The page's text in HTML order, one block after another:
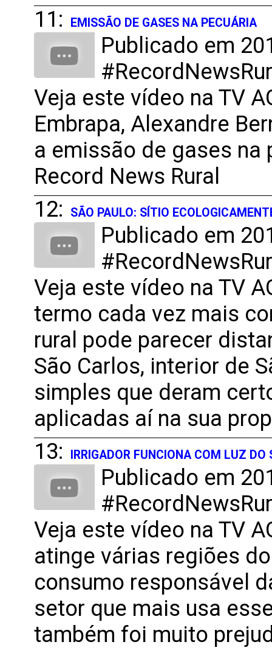
11:
EMISSÃO DE GASES NA PECUÁRIA
Publicado em
Veja este vídeo na TV
Embrapa, Alexandre
a emissão de gases na
Record News Rural
12:
SÃO PAULO: SÍTIO
Publicado em
Veja este vídeo na TV
termo cada vez mais
rural pode parecer
São Carlos, interior de
simples que deram
aplicadas aí na sua
13:
IRRIGADOR FUNCIONA COM LUZ DO
Publicado em
Veja este vídeo na TV
atinge várias regiões
consumo responsável
setor que mais usa
também foi muito